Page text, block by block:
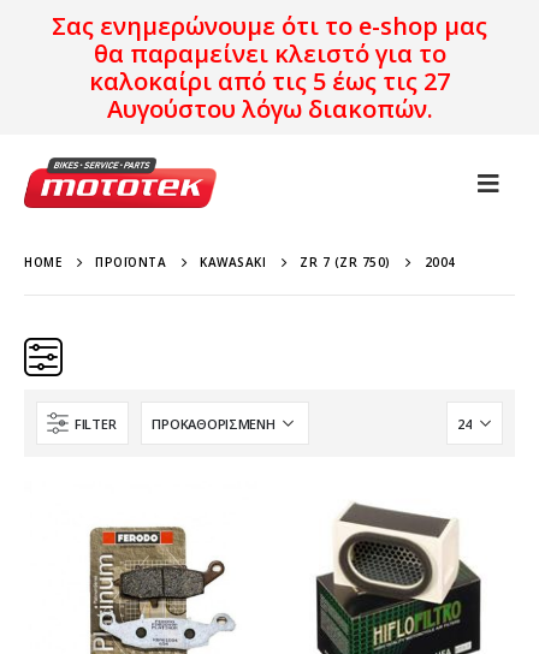
Σας ενημερώνουμε ότι το e-shop μας
θα παραμείνει κλειστό για το
καλοκαίρι από τις 5 έως τις 27
Αυγούστου λόγω διακοπών.
HOME ΠΡΟΪΌΝΤΑ KAWASAKI ZR 7 (ZR 750) 2004
Κατηγορίες
Aftermarket
FILTER